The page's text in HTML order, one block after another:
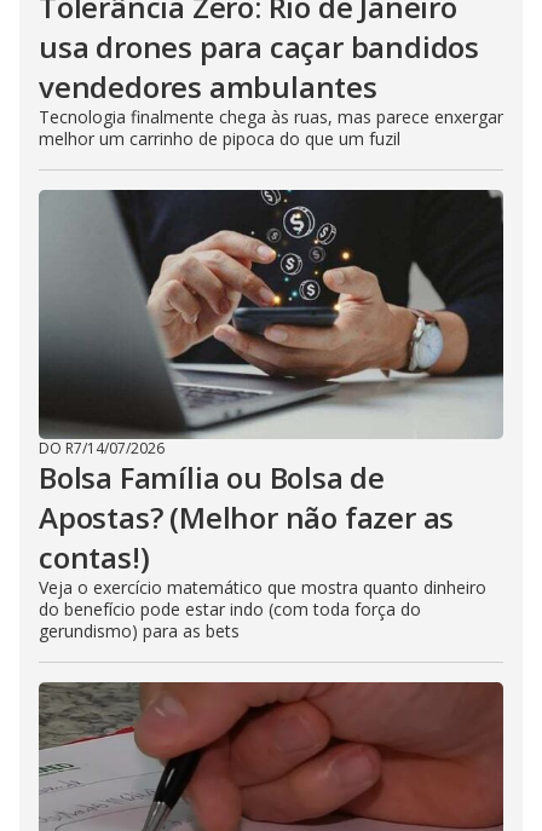
usa drones para caçar bandidos
vendedores ambulantes
Tecnologia finalmente chega às ruas, mas parece enxergar
melhor um carrinho de pipoca do que um fuzil
DO R7/14/07/2026
Bolsa Família ou Bolsa de
Apostas? (Melhor não fazer as
contas!)
Veja o exercício matemático que mostra quanto dinheiro
do benefício pode estar indo (com toda força do
gerundismo) para as bets